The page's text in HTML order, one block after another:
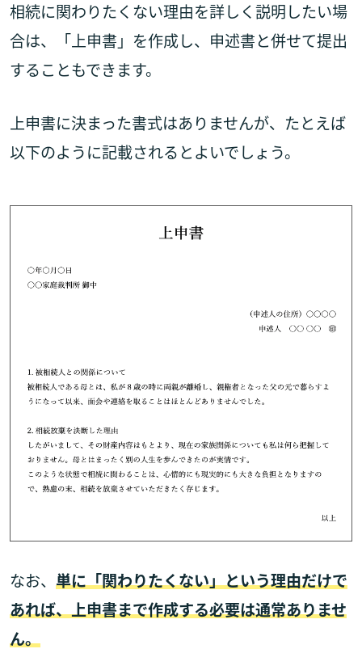
相続に関わりたくない理由を詳しく説明したい場
合は、「上申書」を作成し、申述書と併せて提出
することもできます。
上申書に決まった書式はありませんが、たとえば
以下のように記載されるとよいでしょう。
なお、 単に「関わりたくない」という理由だけで
あれば、上申書まで作成する必要は通常ありませ
ん。